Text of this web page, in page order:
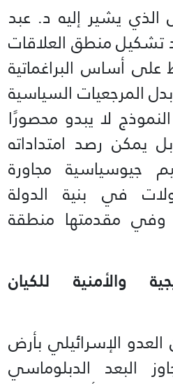
الذي يشير إليه د. عبد
تشكيل منطق العلاقات
أساس البراغماتية
بدل المرجعيات السياسية
لا يبدو محصورًا
يمكن رصد امتداداته
جيوسياسية مجاورة
في بنية الدولة
وفي مقدمتها منطقة
والأمنية للكيان
الإسرائيلي بأرض
البعد الدبلوماسي